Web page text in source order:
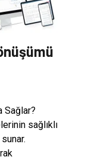
Sağlar?
sağlıklı